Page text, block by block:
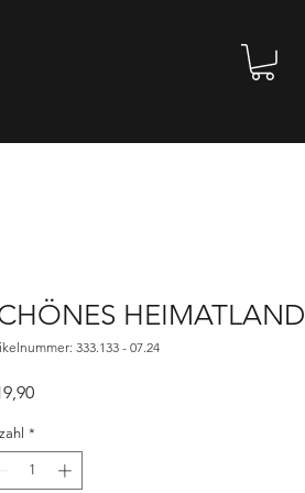
HEIMATLAND
333.133 - 07.24
Preis
*